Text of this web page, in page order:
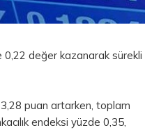
0,22 değer kazanarak sürekli
puan artarken, toplam
endeksi yüzde 0,35,